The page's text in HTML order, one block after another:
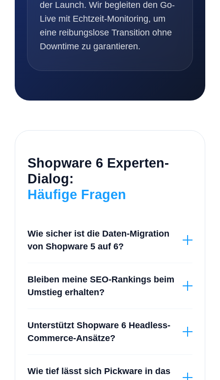
der Launch. Wir begleiten den Go-
Live mit Echtzeit-Monitoring, um
eine reibungslose Transition ohne
Downtime zu garantieren.
Shopware 6 Experten-
Dialog:
Häufige Fragen
Wie sicher ist die Daten-Migration
von Shopware 5 auf 6?
Tool, wird von uns aber manuell überwacht. Wir
garantieren die Übernahme von
Verluste.
Bleiben meine SEO-Rankings beim
Umstieg erhalten?
Jede alte URL wird auf die neue Shopware-6-
Struktur gemappt, damit Google Ihre Linkkraft
Unterstützt Shopware 6 Headless-
Commerce-Ansätze?
Prinzip. Das Backend kann komplett vom
Wie tief lässt sich Pickware in das